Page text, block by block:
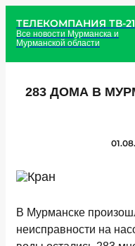
ТЕЛЕКОМПАНИЯ ТВ-21
Все новости Мурманска и
Мурманской области
283 ДОМА В
В Мурманске
неисправности на